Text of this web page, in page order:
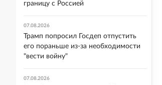
границу с Россией
07.08.2026
Трамп попросил Госдеп отпустить
его пораньше из-за необходимости
"вести войну"
07.08.2026